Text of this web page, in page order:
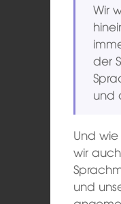
Wir
der
und
Und
wir
und